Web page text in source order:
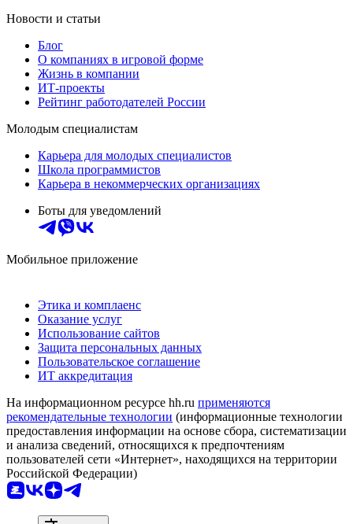
Новости и статьи
Блог
О компаниях в игровой форме
Жизнь в компании
ИТ-проекты
Рейтинг работодателей России
Молодым специалистам
Карьера для молодых специалистов
Школа программистов
Карьера в некоммерческих организациях
Боты для уведомлений
Мобильное приложение
Этика и комплаенс
Оказание услуг
Использование сайтов
Защита персональных данных
Пользовательское соглашение
ИТ аккредитация
На информационном ресурсе hh.ru применяются
рекомендательные технологии (информационные технологии
предоставления информации на основе сбора, систематизации
и анализа сведений, относящихся к предпочтениям
пользователей сети «Интернет», находящихся на территории
Российской Федерации)